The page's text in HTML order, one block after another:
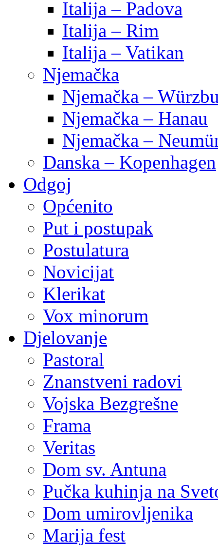
Italija – Padova
Italija – Rim
Italija – Vatikan
Njemačka
Njemačka –
Njemačka – Hanau
Njemačka –
Danska – Kopenhagen
Odgoj
Općenito
Put i postupak
Postulatura
Novicijat
Klerikat
Vox minorum
Djelovanje
Pastoral
Znanstveni radovi
Vojska Bezgrešne
Frama
Veritas
Dom sv. Antuna
Pučka kuhinja na
Dom umirovljenika
Marija fest